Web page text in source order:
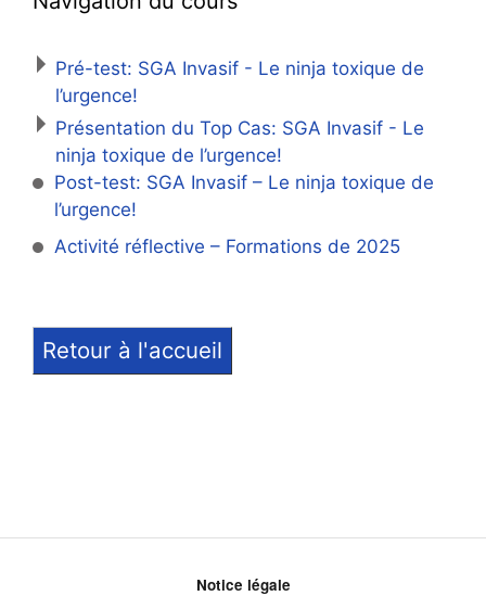
Pré-test: SGA Invasif - Le ninja toxique de
l’urgence!
Présentation du Top Cas: SGA Invasif - Le
ninja toxique de l’urgence!
Post-test: SGA Invasif – Le ninja toxique de
l’urgence!
Activité réflective – Formations de 2025
Retour à l'accueil
Notice légale